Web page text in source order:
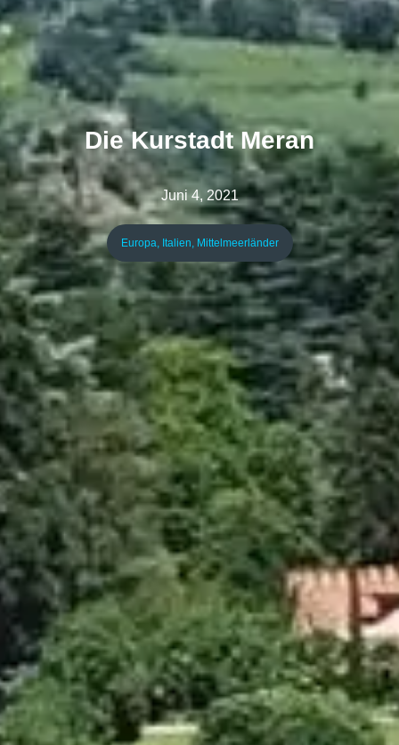
Die Kurstadt Meran
Juni 4, 2021
Europa, Italien, Mittelmeerländer